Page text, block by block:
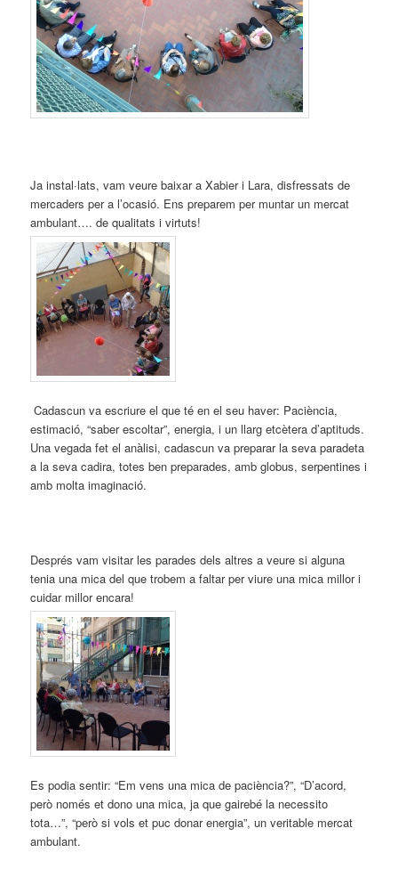
Ja instal·lats, vam veure baixar a Xabier i Lara, disfressats de
mercaders per a l’ocasió. Ens preparem per muntar un mercat
ambulant…. de qualitats i virtuts!
Cadascun va escriure el que té en el seu haver: Paciència,
estimació, “saber escoltar”, energia, i un llarg etcètera d’aptituds.
Una vegada fet el anàlisi, cadascun va preparar la seva paradeta
a la seva cadira, totes ben preparades, amb globus, serpentines i
amb molta imaginació.
Després vam visitar les parades dels altres a veure si alguna
tenia una mica del que trobem a faltar per viure una mica millor i
cuidar millor encara!
Es podia sentir: “Em vens una mica de paciència?”, “D’acord,
però només et dono una mica, ja que gairebé la necessito
tota…”, “però si vols et puc donar energia”, un veritable mercat
ambulant.